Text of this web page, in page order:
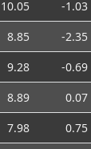
10.05
-1.03
8.85
-2.35
9.28
-0.69
8.89
0.07
7.98
0.75